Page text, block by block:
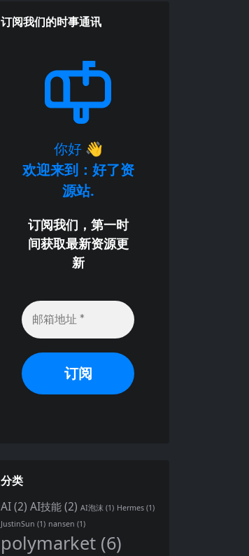
订阅我们的时事通讯
你好👋
欢迎来到：好了资
源站.
订阅我们，第一时
间获取最新资源更
新
分类
AI(2) AI技能(2) AI泡沫 (1) Hermes (1)
JustinSun (1) nansen (1)
polymarket (6)